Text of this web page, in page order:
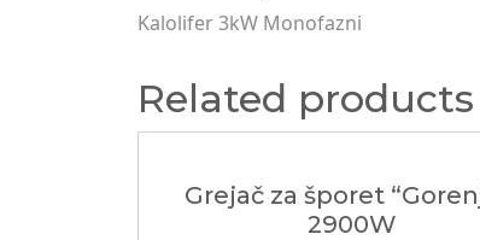
Kalolifer 3kW Monofazni
Related products
Grejač za šporet
2900W